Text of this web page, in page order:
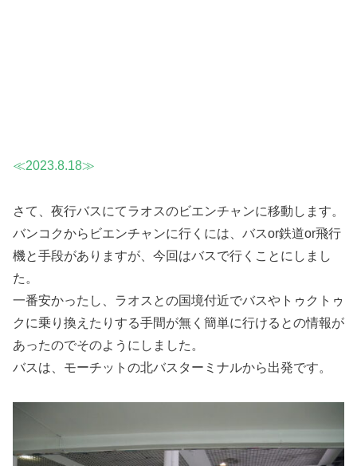
≪2023.8.18≫
さて、夜行バスにてラオスのビエンチャンに移動します。
バンコクからビエンチャンに行くには、バスor鉄道or飛行
機と手段がありますが、今回はバスで行くことにしまし
た。
一番安かったし、ラオスとの国境付近でバスやトゥクトゥ
クに乗り換えたりする手間が無く簡単に行けるとの情報が
あったのでそのようにしました。
バスは、モーチットの北バスターミナルから出発です。